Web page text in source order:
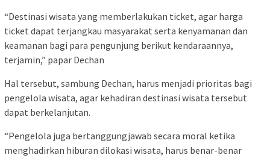
“Destinasi wisata yang memberlakukan ticket, agar harga
ticket dapat terjangkau masyarakat serta kenyamanan dan
keamanan bagi para pengunjung berikut kendaraannya,
terjamin,” papar Dechan
Hal tersebut, sambung Dechan, harus menjadi prioritas bagi
pengelola wisata, agar kehadiran destinasi wisata tersebut
dapat berkelanjutan.
“Pengelola juga bertanggungjawab secara moral ketika
menghadirkan hiburan dilokasi wisata, harus benar-benar